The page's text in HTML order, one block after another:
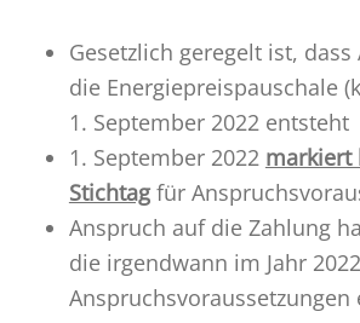
Gesetzlich geregelt ist,
die Energiepreispauschale
1. September 2022 entsteht
1. September 2022 markiert
Stichtagfür
Anspruch auf die Zahlung
die irgendwann im Jahr